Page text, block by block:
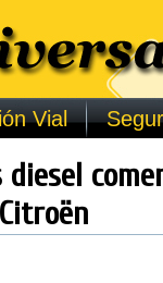
Vial